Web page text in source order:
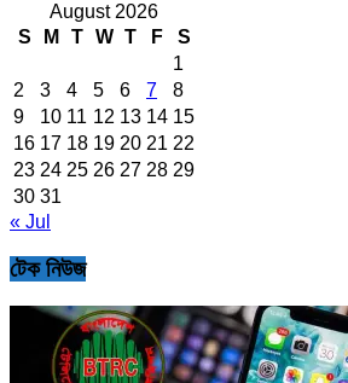
August 2026
S
M T W T F
S
1
2
3 4 5 6 7
8
9
10 11 12 13 14 15
16 17 18 19 20 21 22
23 24 25 26 27 28 29
30 31
« Jul
টেক নিউজ